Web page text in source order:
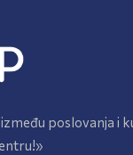
poslovanja i